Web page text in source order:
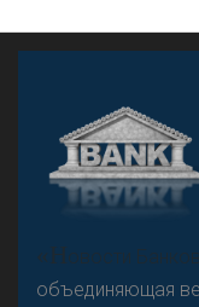
«Н
овости
объединяющая